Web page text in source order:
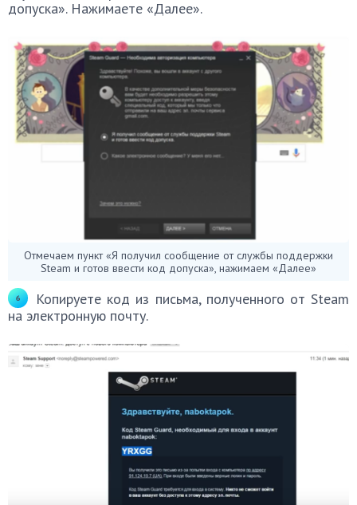
допуска». Нажимаете «Далее».
Отмечаем пункт «Я получил сообщение от службы поддержки
Steam и готов ввести код допуска», нажимаем «Далее»
Копируете код из письма, полученного от Steam
на электронную почту.